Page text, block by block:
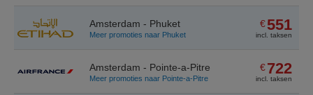
Amsterdam - Phuket
Meer promoties naar Phuket
€551
incl. taksen
Amsterdam - Pointe-a-Pitre
Meer promoties naar Pointe-a-Pitre
€722
incl. taksen